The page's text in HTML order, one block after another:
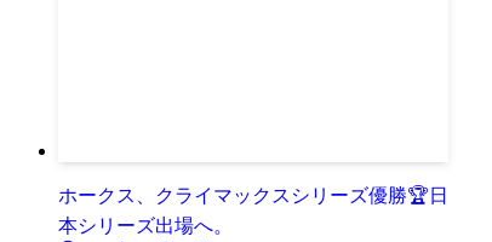
ホークス、クライマックスシリーズ優勝🏆日
本シリーズ出場へ。